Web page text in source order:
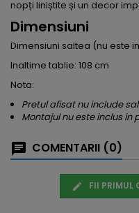
nopți liniștite și un decor
Dimensiuni
Dimensiuni saltea (nu este
Inaltime tablie: 108 cm
Nota:
Pretul afisat nu include
Montajul nu este inclus in
COMENTARII (0)
FII PRIMUL